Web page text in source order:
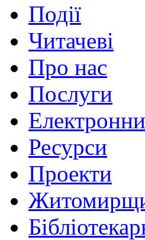
Події
Читачеві
Про нас
Послуги
Ресурси
Проекти